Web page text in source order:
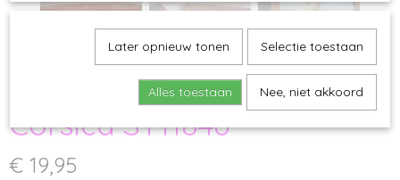
Corsica ST11846
€ 19,95
Later opnieuw tonen Selectie toestaan
Alles toestaan Nee, niet akkoord